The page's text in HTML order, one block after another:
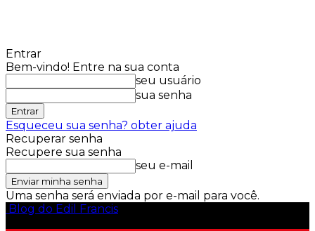
Entrar
Bem-vindo! Entre na sua conta
seu usuário
sua senha
Esqueceu sua senha? obter ajuda
Recuperar senha
Recupere sua senha
seu e-mail
Uma senha será enviada por e-mail para você.
Blog do Edil Francis